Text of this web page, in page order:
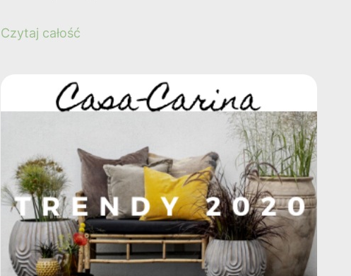
Czytaj całość